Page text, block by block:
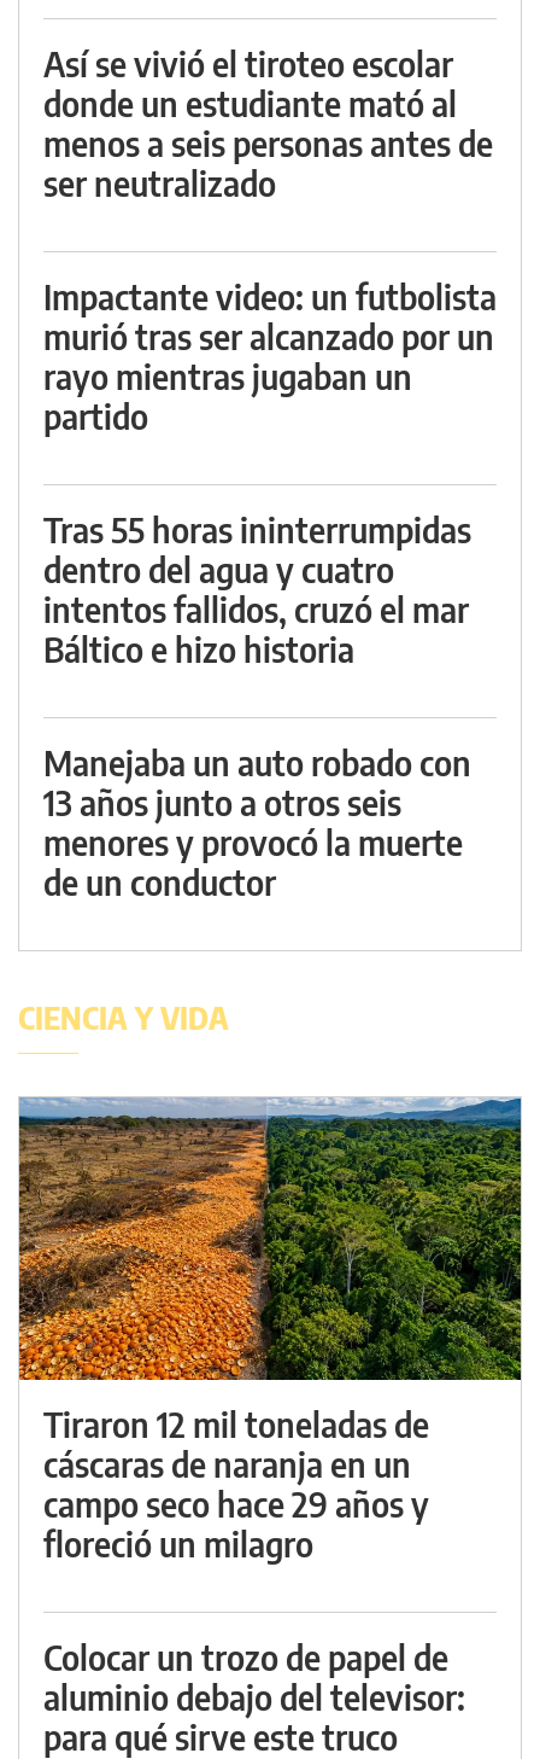
Así se vivió el tiroteo escolar
donde un estudiante mató al
menos a seis personas antes de
ser neutralizado
Impactante video: un futbolista
murió tras ser alcanzado por un
rayo mientras jugaban un
partido
Tras 55 horas ininterrumpidas
dentro del agua y cuatro
intentos fallidos, cruzó el mar
Báltico e hizo historia
Manejaba un auto robado con
13 años junto a otros seis
menores y provocó la muerte
de un conductor
CIENCIA Y VIDA
Tiraron 12 mil toneladas de
cáscaras de naranja en un
campo seco hace 29 años y
floreció un milagro
Colocar un trozo de papel de
aluminio debajo del televisor:
para qué sirve este truco